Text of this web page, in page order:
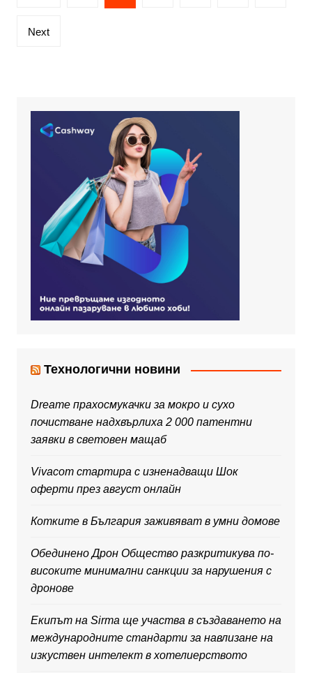
Next
Технологични новини
Dreame прахосмукачки за мокро и сухо
почистване надхвърлиха 2 000 патентни
заявки в световен мащаб
Vivacom стартира с изненадващи Шок
оферти през август онлайн
Котките в България заживяват в умни домове
Обединено Дрон Общество разкритикува по-
високите минимални санкции за нарушения с
дронове
Екипът на Sirma ще участва в създаването на
международните стандарти за навлизане на
изкуствен интелект в хотелиерството